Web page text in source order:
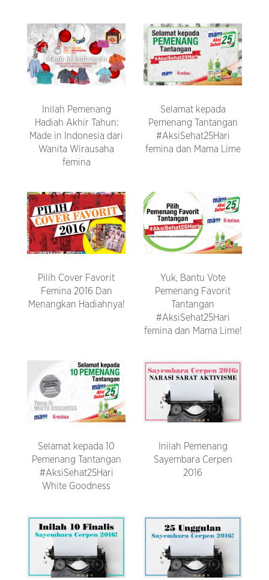
Inilah Pemenang
Hadiah Akhir Tahun:
Made in Indonesia dari
Wanita Wirausaha
femina
Selamat kepada
Pemenang Tantangan
#AksiSehat25Hari
femina dan Mama Lime
Pilih Cover Favorit
Femina 2016 Dan
Menangkan Hadiahnya!
Yuk, Bantu Vote
Pemenang Favorit
Tantangan
#AksiSehat25Hari
femina dan Mama Lime!
Selamat kepada 10
Pemenang Tantangan
#AksiSehat25Hari
White Goodness
Inilah Pemenang
Sayembara Cerpen
2016